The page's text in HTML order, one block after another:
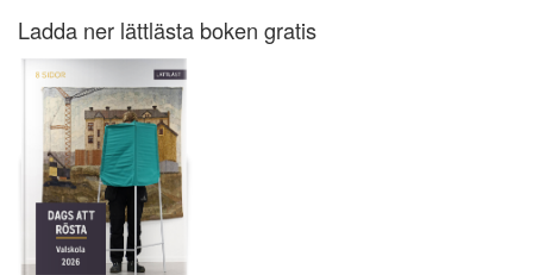
Ladda ner lättlästa boken gratis